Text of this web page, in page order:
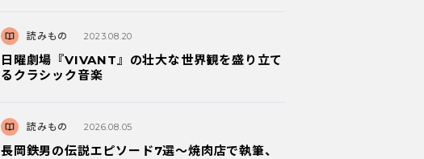
読みもの 2023.08.20
日曜劇場『VIVANT』の壮大な世界観を盛り立て
るクラシック音楽
読みもの 2026.08.05
長岡鉄男の伝説エピソード7選〜焼肉店で執筆、